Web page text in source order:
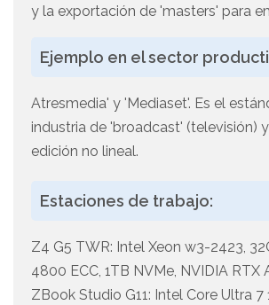
y la exportación de 'masters' para
Ejemplo en el sector
Atresmedia' y 'Mediaset'. Es el
industria de 'broadcast' (televisión)
edición no lineal.
Estaciones de trabajo:
Z4 G5 TWR: Intel Xeon w3-2423,
4800 ECC, 1TB NVMe, NVIDIA RTX
ZBook Studio G11: Intel Core Ultra 7